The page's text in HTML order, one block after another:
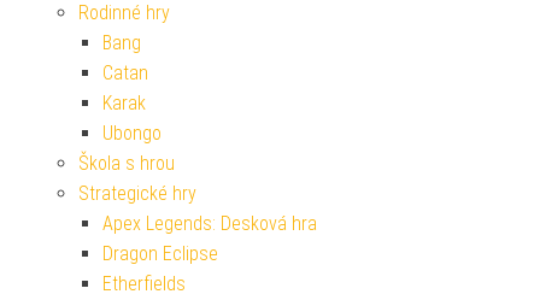
Rodinné hry
Bang
Catan
Karak
Ubongo
Škola s hrou
Strategické hry
Apex Legends: Desková hra
Dragon Eclipse
Etherfields